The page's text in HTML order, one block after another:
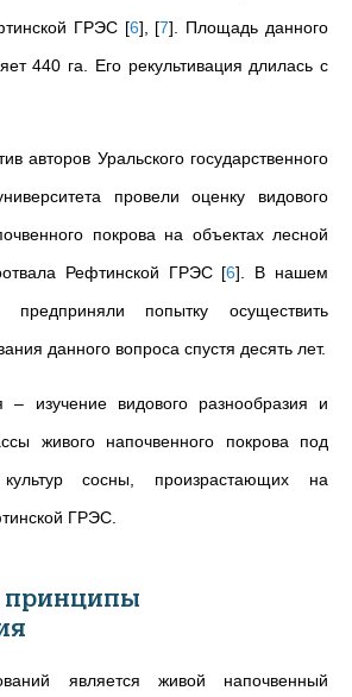
ГРЭС [6] [7] . Площадь данного
440 га. Его рекультивация длилась с
авторов Уральского государственного
провели оценку видового
покрова на объектах лесной
Рефтинской ГРЭС [6] . В нашем
попытку осуществить
данного вопроса спустя десять лет.
– изучение видового разнообразия и
живого напочвенного покрова под
сосны, произрастающих на
ГРЭС.
принципы
является живой напочвенный